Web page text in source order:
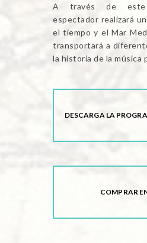
A través de
espectador realizará
el tiempo y el Mar
transportará a
la historia de la música
DESCARGA LA
COMPRAR